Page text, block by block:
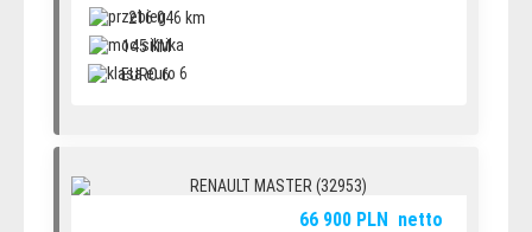
216 046 km
145 KM
EURO 6
66 900 PLN netto